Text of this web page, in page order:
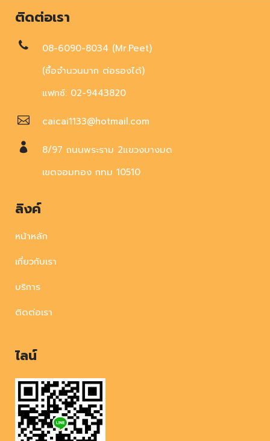
ติดต่อเรา
08-6090-8034 (Mr.Peet)
(ซื้อจำนวนมาก ต่อรองได้)
แฟกซ์: 02-9443820
caicai1133@hotmail.com
8/97 ถนนพระราม 2แขวงบางมด
เขตจอมทอง กทม 10510
ลิงค์
หน้าหลัก
เกี่ยวกับเรา
บริการ
ติดต่อเรา
ไลน์